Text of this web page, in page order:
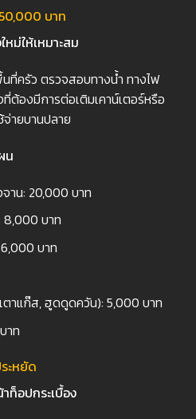
บาท
ม่ให้เหมาะสม
ครัว ตรวจสอบทางน้ำ ทางไฟ
ต้องมีการต่อเติมเคาน์เตอร์หรือ
จ่ายบานปลาย
น
จาน: 20,000 บาท
8,000 บาท
บาท
ตาแก๊ส, ฮูดดูดควัน): 5,000 บาท
าท
ะหยัด
ท็อปกระเบื้อง